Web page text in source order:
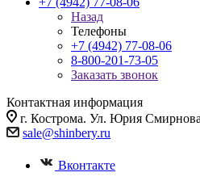
Назад
Телефоны
+7 (4942) 77-08-06
8-800-201-73-05
Заказать звонок
Контактная информация
г. Кострома. Ул. Юрия
sale@shinbery.ru
Вконтакте